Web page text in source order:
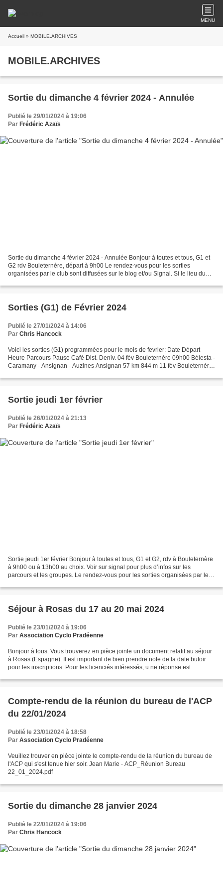
MENU
Accueil » MOBILE.ARCHIVES
MOBILE.ARCHIVES
Sortie du dimanche 4 février 2024 - Annulée
Publié le 29/01/2024 à 19:06
Par Frédéric Azaïs
Sortie du dimanche 4 février 2024 - Annulée Bonjour à toutes et tous, G1 et
G2 rdv Bouleternère, départ à 9h00 Le rendez-vous pour les sorties
organisées par le club sont diffusées sur le blog et/ou Signal. Si le lieu du
Sorties (G1) de Février 2024
Publié le 27/01/2024 à 14:06
Par Chris Hancock
Voici les sorties (G1) programmées pour le mois de fevrier: Date Départ
Heure Parcours Pause Café Dist. Deniv. 04 fév Bouleternère 09h00 Bélesta -
Caramany - Ansignan - Auzines Ansignan 57 km 844 m 11 fév Bouleternère
Sortie jeudi 1er février
Publié le 26/01/2024 à 21:13
Par Frédéric Azaïs
Sortie jeudi 1er février Bonjour à toutes et tous, G1 et G2, rdv à Bouleternère
à 9h00 ou à 13h00 au choix. Voir sur signal pour plus d’infos sur les
parcours et les groupes. Le rendez-vous pour les sorties organisées par le
Séjour à Rosas du 17 au 20 mai 2024
Publié le 23/01/2024 à 19:06
Par Association Cyclo Pradéenne
Bonjour à tous. Vous trouverez en pièce jointe un document relatif au séjour
à Rosas (Espagne). Il est important de bien prendre note de la date butoir
pour les inscriptions. Pour les licenciés intéressés, u ne réponse est
Compte-rendu de la réunion du bureau de l'ACP
du 22/01/2024
Publié le 23/01/2024 à 18:58
Par Association Cyclo Pradéenne
Veuillez trouver en pièce jointe le compte-rendu de la réunion du bureau de
l'ACP qui s'est tenue hier soir. Jean Marie - ACP_Réunion Bureau
22_01_2024.pdf
Sortie du dimanche 28 janvier 2024
Publié le 22/01/2024 à 19:06
Par Chris Hancock